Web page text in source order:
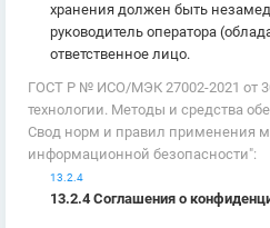
хранения должен быть
руководитель оператора
ответственное лицо.
ГОСТ Р № ИСО/МЭК 27002-2021 от
технологии. Методы и средства
Свод норм и правил применения
информационной безопасности":
13.2.4
13.2.4 Соглашения о